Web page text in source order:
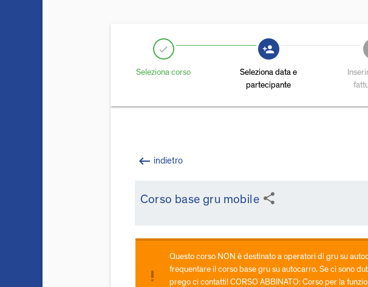
check
Seleziona corso
person_add
Seleziona data e
partecipante
keyboard_backspace indietro
Corso base gru mobile share
priority_high
Questo corso NON è destinato a operatori di gru su
frequentare il corso base gru su autocarro. Se ci sono
prego ci contatti! CORSO ABBINATO: Corso per la